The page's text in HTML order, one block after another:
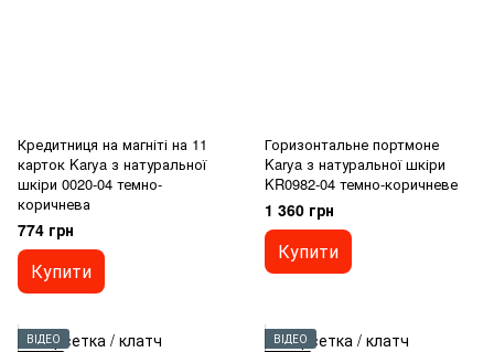
Кредитниця на магніті на 11
карток Karya з натуральної
шкіри 0020-04 темно-
коричнева
774 грн
Купити
Горизонтальне портмоне
Karya з натуральної шкіри
KR0982-04 темно-коричневе
1 360 грн
Купити
ВІДЕО
ВІДЕО